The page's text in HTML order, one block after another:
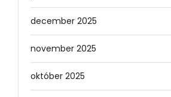
december 2025
november 2025
október 2025